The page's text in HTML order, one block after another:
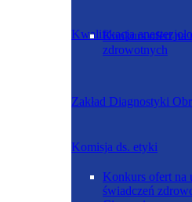
Zakład Diagnostyki
Kwalifikacja
Komisja ds. etyki
Konkurs ofert na
zdrowotnych
Konkurs ofert na
świadczeń